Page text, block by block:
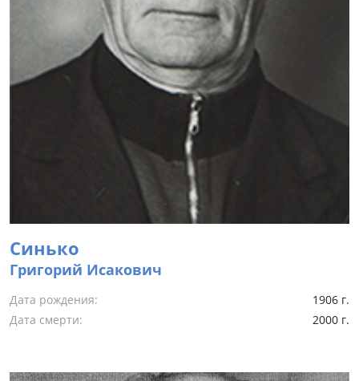
Cинько
Григорий Исакович
Дата рождения:
1906 г.
Дата смерти:
2000 г.